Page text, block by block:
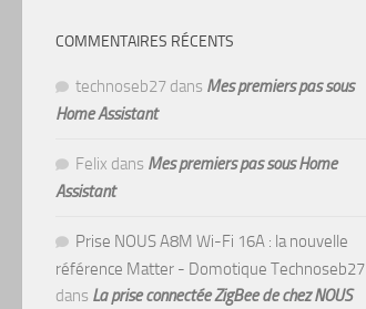
COMMENTAIRES RÉCENTS
technoseb27 dans Mes premiers pas sous
Home Assistant
Felix dans Mes premiers pas sous Home
Assistant
Prise NOUS A8M Wi-Fi 16A : la nouvelle
référence Matter - Domotique Technoseb27
dans La prise connectée ZigBee de chez NOUS